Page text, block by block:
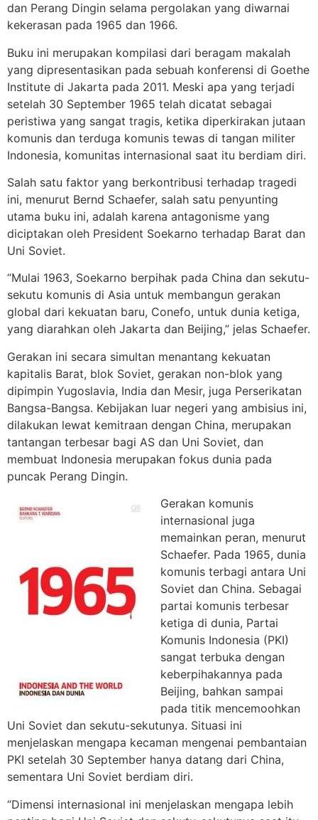
dan Perang Dingin selama pergolakan yang diwarnai
kekerasan pada 1965 dan 1966.
Buku ini merupakan kompilasi dari beragam makalah
yang dipresentasikan pada sebuah konferensi di Goethe
Institute di Jakarta pada 2011. Meski apa yang terjadi
setelah 30 September 1965 telah dicatat sebagai
peristiwa yang sangat tragis, ketika diperkirakan jutaan
komunis dan terduga komunis tewas di tangan militer
Indonesia, komunitas internasional saat itu berdiam diri.
Salah satu faktor yang berkontribusi terhadap tragedi
ini, menurut Bernd Schaefer, salah satu penyunting
utama buku ini, adalah karena antagonisme yang
diciptakan oleh President Soekarno terhadap Barat dan
Uni Soviet.
“Mulai 1963, Soekarno berpihak pada China dan sekutu-
sekutu komunis di Asia untuk membangun gerakan
global dari kekuatan baru, Conefo, untuk dunia ketiga,
yang diarahkan oleh Jakarta dan Beijing,” jelas Schaefer.
Gerakan ini secara simultan menantang kekuatan
kapitalis Barat, blok Soviet, gerakan non-blok yang
dipimpin Yugoslavia, India dan Mesir, juga Perserikatan
Bangsa-Bangsa. Kebijakan luar negeri yang ambisius ini,
dilakukan lewat kemitraan dengan China, merupakan
tantangan terbesar bagi AS dan Uni Soviet, dan
membuat Indonesia merupakan fokus dunia pada
puncak Perang Dingin.
Gerakan komunis
internasional juga
memainkan peran, menurut
Schaefer. Pada 1965, dunia
komunis terbagi antara Uni
Soviet dan China. Sebagai
partai komunis terbesar
ketiga di dunia, Partai
Komunis Indonesia (PKI)
sangat terbuka dengan
keberpihakannya pada
Beijing, bahkan sampai
pada titik mencemoohkan
Uni Soviet dan sekutu-sekutunya. Situasi ini
menjelaskan mengapa kecaman mengenai pembantaian
PKI setelah 30 September hanya datang dari China,
sementara Uni Soviet berdiam diri.
“Dimensi internasional ini menjelaskan mengapa lebih